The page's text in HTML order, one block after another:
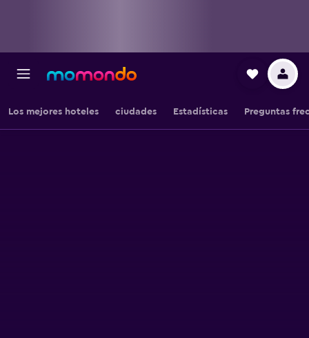
Los mejores hoteles ciudades Estadísticas Preguntas